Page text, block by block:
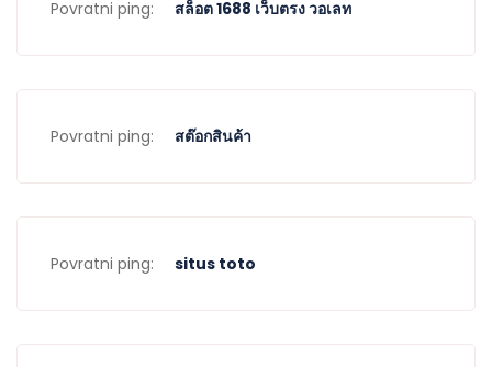
Povratni ping: สล็อต 1688 เว็บตรง วอเลท
Povratni ping: สต๊อกสินค้า
Povratni ping: situs toto